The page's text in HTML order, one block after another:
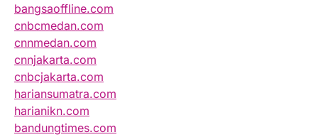
bangsaoffline.com
cnbcmedan.com
cnnmedan.com
cnnjakarta.com
cnbcjakarta.com
hariansumatra.com
harianikn.com
bandungtimes.com